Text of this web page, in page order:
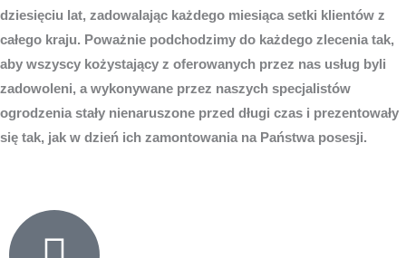
dziesięciu lat, zadowalając każdego miesiąca setki klientów z
całego kraju. Poważnie podchodzimy do każdego zlecenia tak,
aby wszyscy kożystający z oferowanych przez nas usług byli
zadowoleni, a wykonywane przez naszych specjalistów
ogrodzenia stały nienaruszone przed długi czas i prezentowały
się tak, jak w dzień ich zamontowania na Państwa posesji.